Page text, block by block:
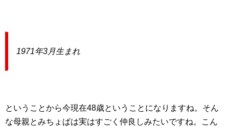
1971年3月生まれ
ということから今現在48歳ということになりますね。そん
な母親とみちょぱは実はすごく仲良しみたいですね。こん